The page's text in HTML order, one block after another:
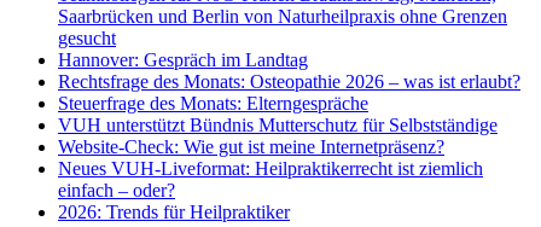
Saarbrücken und Berlin von Naturheilpraxis ohne Grenzen
gesucht
Hannover: Gespräch im Landtag
Rechtsfrage des Monats: Osteopathie 2026 – was ist erlaubt?
Steuerfrage des Monats: Elterngespräche
VUH unterstützt Bündnis Mutterschutz für Selbstständige
Website-Check: Wie gut ist meine Internetpräsenz?
Neues VUH-Liveformat: Heilpraktikerrecht ist ziemlich
einfach – oder?
2026: Trends für Heilpraktiker